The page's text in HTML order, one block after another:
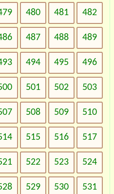
480 481 482
487 488 489
494 495 496
501 502 503
508 509 510
515 516 517
522 523 524
529 530 531